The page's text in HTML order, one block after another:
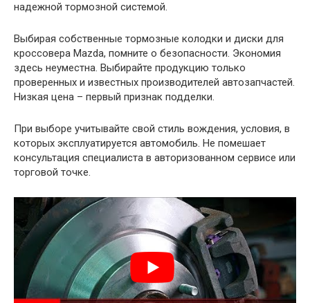
надежной тормозной системой.
Выбирая собственные тормозные колодки и диски для
кроссовера Mazda, помните о безопасности. Экономия
здесь неуместна. Выбирайте продукцию только
проверенных и известных производителей автозапчастей.
Низкая цена – первый признак подделки.
При выборе учитывайте свой стиль вождения, условия, в
которых эксплуатируется автомобиль. Не помешает
консультация специалиста в авторизованном сервисе или
торговой точке.